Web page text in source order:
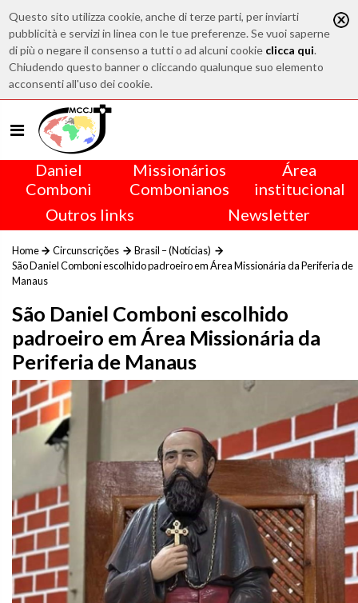
Questo sito utilizza cookie, anche di terze parti, per inviarti
pubblicità e servizi in linea con le tue preferenze. Se vuoi saperne
di più o negare il consenso a tutti o ad alcuni cookie clicca qui.
Chiudendo questo banner o cliccando qualunque suo elemento
acconsenti all'uso dei cookie.
Daniel
Comboni
Missionários
Combonianos
Área
institucional
Outros links
Newsletter
Home Circunscrições
Brasil – (Notícias)
São Daniel Comboni escolhido padroeiro em Área Missionária da Periferia de
Manaus
São Daniel Comboni escolhido
padroeiro em Área Missionária da
Periferia de Manaus